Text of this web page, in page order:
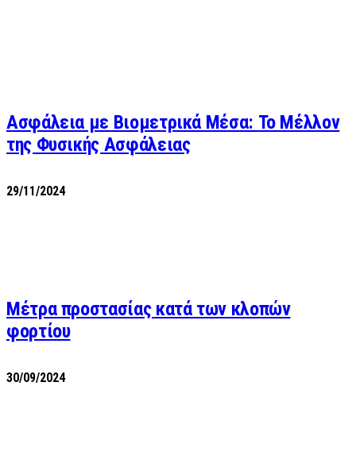
Ασφάλεια με Βιομετρικά Μέσα: Το Μέλλον
της Φυσικής Ασφάλειας
29/11/2024
Μέτρα προστασίας κατά των κλοπών
φορτίου
30/09/2024